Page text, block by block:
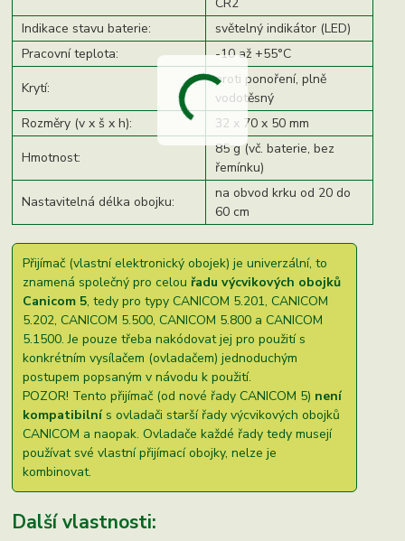
Indikace stavu baterie:
světelný indikátor (LED)
Pracovní teplota:
-10 až +55°C
Krytí:
proti ponoření, plně
vodotěsný
Rozměry (v x š x h):
32 x 70 x 50 mm
Hmotnost:
85 g (vč. baterie, bez
řemínku)
Nastavitelná délka obojku:
na obvod krku od 20 do
60 cm
Přijímač (vlastní elektronický obojek) je univerzální, to
znamená společný pro celou řadu výcvikových obojků
Canicom 5, tedy pro typy CANICOM 5.201, CANICOM
5.202, CANICOM 5.500, CANICOM 5.800 a CANICOM
5.1500. Je pouze třeba nakódovat jej pro použití s
konkrétním vysílačem (ovladačem) jednoduchým
postupem popsaným v návodu k použití.
POZOR! Tento přijímač (od nové řady CANICOM 5) není
kompatibilnís ovladači starší řady výcvikových obojků
CANICOM a naopak. Ovladače každé řady tedy musejí
používat své vlastní přijímací obojky, nelze je
kombinovat.
Další vlastnosti: